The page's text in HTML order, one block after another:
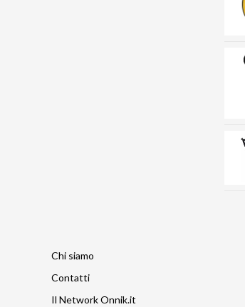
Chi siamo
Contatti
Il Network Onnik.it